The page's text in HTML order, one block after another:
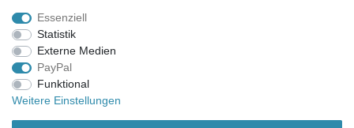
KUNDENSERVICE
Telefon: (05241) 403 22 38
E-Mail: info@stoffamstueck.de
Alle Preise inklusive gesetzlicher Mehrwertsteuer und
zuzüglichVersandkosten. * Pflichtfeld
Essenziell
Statistik
Externe Medien
PayPal
Funktional
Weitere Einstellungen